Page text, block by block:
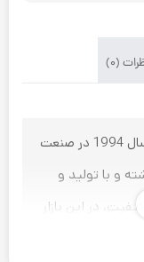
(۰)
شرکت تایوانی D-Link، از سال 1994 در صنعت
و با تولید و
در این بازار